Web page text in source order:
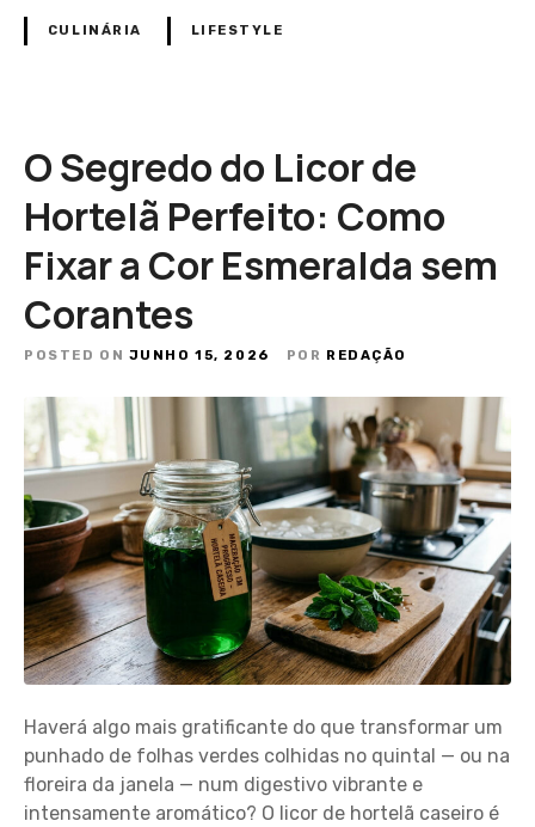
CULINÁRIA LIFESTYLE
O Segredo do Licor de
Hortelã Perfeito: Como
Fixar a Cor Esmeralda sem
Corantes
POSTED ON JUNHO 15, 2026 POR REDAÇÃO
Haverá algo mais gratificante do que transformar um
punhado de folhas verdes colhidas no quintal — ou na
floreira da janela — num digestivo vibrante e
intensamente aromático? O licor de hortelã caseiro é